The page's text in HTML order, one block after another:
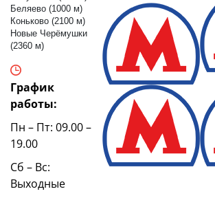
Беляево (1000 м)
Коньково (2100 м)
Новые Черёмушки
(2360 м)
График
работы:
Пн – Пт: 09.00 –
19.00
Сб – Вс:
Выходные